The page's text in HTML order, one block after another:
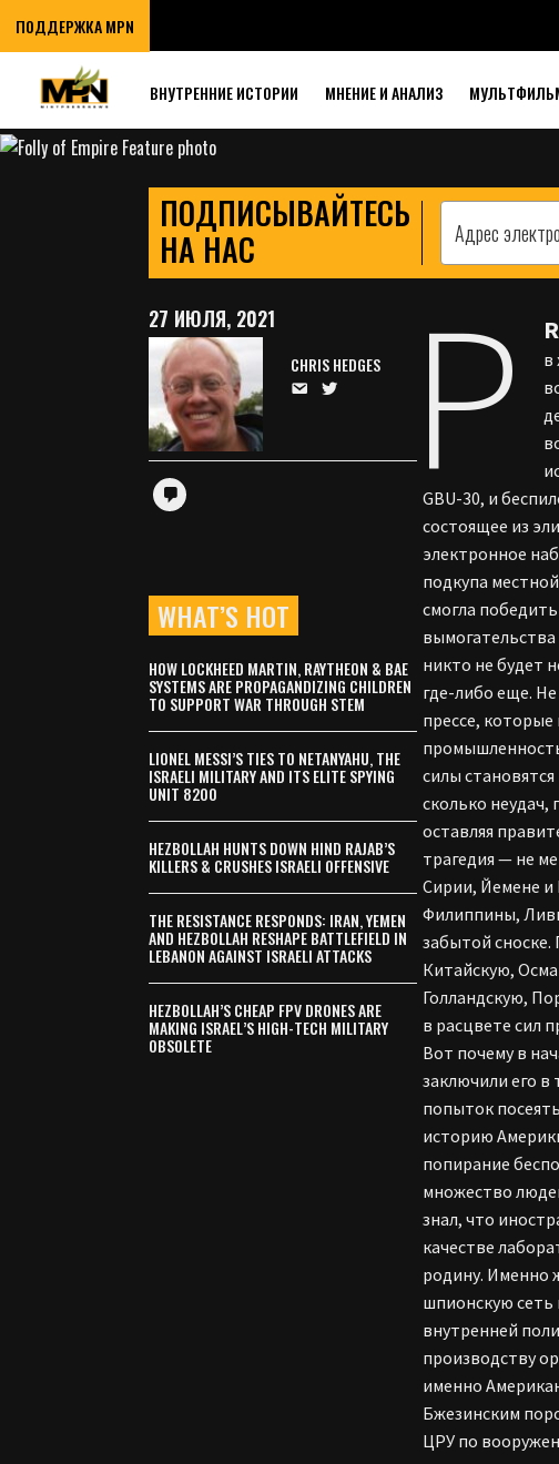
ПОДДЕРЖКА MPN
ВНУТРЕННИЕ ИСТОРИИ МНЕНИЕ И АНАЛИЗ
МАШИНА
ПОДПИСЫВАЙТЕСЬ
НА НАС
P
в
GBU-30, и
состоящее из
электронное
подкупа
смогла
никто не будет
где-либо еще.
прессе,
силы
сколько
оставляя
трагедия — не
Сирии, Йемене и
Филиппины,
забытой сноске.
Китайскую,
Голландскую,
в расцвете сил
Вот почему в
заключили его
попыток
историю
попирание
множество
знал, что
качестве
родину. Именно
шпионскую сеть
внутренней
производству
именно
Бжезинским
ЦРУ по
27 ИЮЛЯ, 2021
CHRIS HEDGES
WHAT’S HOT
HOW LOCKHEED MARTIN, RAYTHEON & BAE
SYSTEMS ARE PROPAGANDIZING CHILDREN
TO SUPPORT WAR THROUGH STEM
LIONEL MESSI’S TIES TO NETANYAHU, THE
ISRAELI MILITARY AND ITS ELITE SPYING
UNIT 8200
HEZBOLLAH HUNTS DOWN HIND RAJAB’S
KILLERS & CRUSHES ISRAELI OFFENSIVE
THE RESISTANCE RESPONDS: IRAN, YEMEN
AND HEZBOLLAH RESHAPE BATTLEFIELD IN
LEBANON AGAINST ISRAELI ATTACKS
HEZBOLLAH’S CHEAP FPV DRONES ARE
MAKING ISRAEL’S HIGH-TECH MILITARY
OBSOLETE